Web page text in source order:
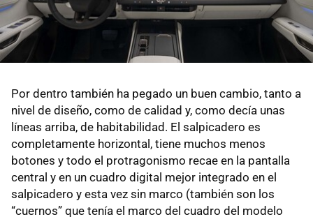
Por dentro también ha pegado un buen cambio, tanto a
nivel de diseño, como de calidad y, como decía unas
líneas arriba, de habitabilidad. El salpicadero es
completamente horizontal, tiene muchos menos
botones y todo el protragonismo recae en la pantalla
central y en un cuadro digital mejor integrado en el
salpicadero y esta vez sin marco (también son los
“cuernos” que tenía el marco del cuadro del modelo